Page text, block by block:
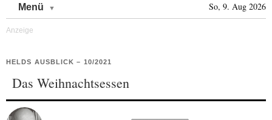
Menü So, 9. Aug 2026
HELDS AUSBLICK – 10/2021
Das Weihnachtsessen